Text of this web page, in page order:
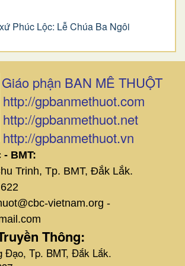
Phúc Lộc: Lễ Chúa Ba Ngôi
Giáo phận BAN MÊ THUỘT
http://gpbanmethuot.com
http://gpbanmethuot.net
http://gpbanmethuot.vn
- BMT:
Trinh, Tp. BMT, Đắk Lắk.
vietnam.org -
Thông:
Đạo, Tp. BMT, Đắk Lắk.